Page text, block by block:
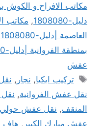
مكاتب الافراح و الكوش
دليل-1808080
, مكاتب
العاصمة |دليل-1808080
بمنطقة الفروانية |دليل-1808080
عفش
الوسوم
تركيب ايكيا, نجار ,
نقل عفش الفروانية,
المنقف, نقل عفش حولي
عفش مبارك الكبير , هاف